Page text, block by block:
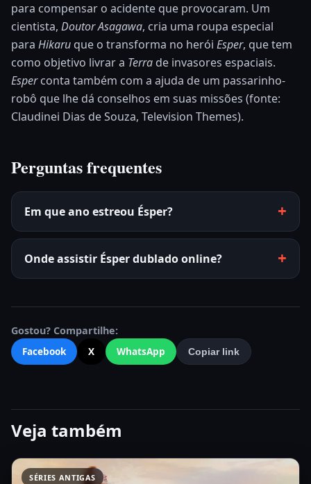
para compensar o acidente que provocaram. Um
cientista, Doutor Asagawa, cria uma roupa especial
para Hikaru que o transforma no herói Esper, que tem
como objetivo livrar a Terra de invasores espaciais.
Esperconta também com a ajuda de um passarinho-
robô que lhe dá conselhos em suas missões (fonte:
Claudinei Dias de Souza, Television Themes).
Perguntas frequentes
Em que ano estreou Ésper?
Onde assistir Ésper dublado online?
Gostou? Compartilhe:
Facebook
X WhatsApp Copiar link
Veja também
SÉRIES ANTIGAS